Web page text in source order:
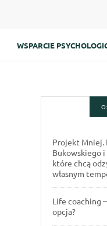
WSPARCIE
Projekt Mniej.
Bukowskiego
które chcą
własnym
Life coaching
opcja?